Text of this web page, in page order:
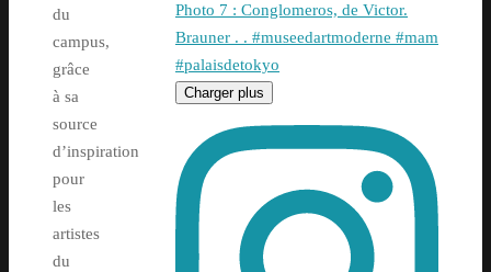
du
campus,
grâce
à sa
source
d’inspiration
pour
les
artistes
du
Charger plus